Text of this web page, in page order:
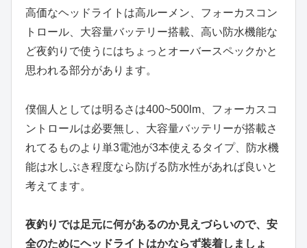
高価なヘッドライトは高ルーメン、フォーカスコン
トロール、大容量バッテリー搭載、高い防水機能な
ど夜釣りで使うにはちょっとオーバースペックかと
思われる部分があります。
僕個人としては明るさは400~500lm、フォーカスコ
ントロールは必要無し、大容量バッテリーが搭載さ
れてるものより単3電池が3本使えるタイプ、防水機
能は水しぶき程度なら防げる防水性があれば良いと
考えてます。
夜釣りでは足元に何があるのか見えづらいので、安
全のためにヘッドライトはかならず装着しましょ